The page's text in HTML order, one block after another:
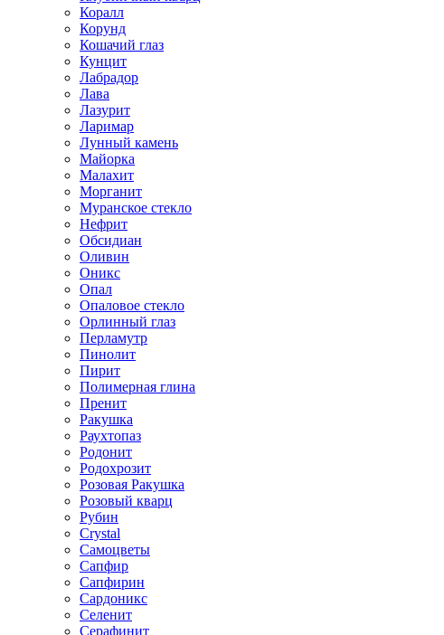
Коралл
Корунд
Кошачий глаз
Кунцит
Лабрадор
Лава
Лазурит
Ларимар
Лунный камень
Майорка
Малахит
Морганит
Муранское стекло
Нефрит
Обсидиан
Оливин
Оникс
Опал
Опаловое стекло
Орлинный глаз
Перламутр
Пинолит
Пирит
Полимерная глина
Пренит
Ракушка
Раухтопаз
Родонит
Родохрозит
Розовая Ракушка
Розовый кварц
Рубин
Сrystal
Самоцветы
Сапфир
Сапфирин
Сардоникс
Селенит
Серафинит